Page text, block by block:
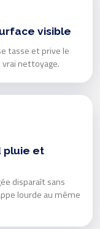
visible
tasse et prive le
nettoyage.
pluie et
disparaît sans
lourde au même